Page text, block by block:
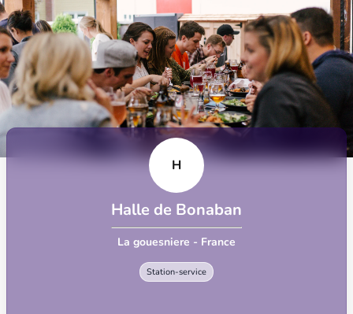
H
Halle de Bonaban
La gouesniere - France
Station-service